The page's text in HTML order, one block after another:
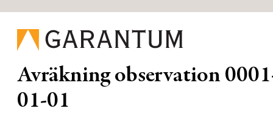
Avräkning observation
01-01